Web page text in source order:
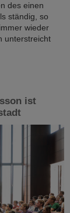
des einen
ständig, so
wieder
unterstreicht
ist